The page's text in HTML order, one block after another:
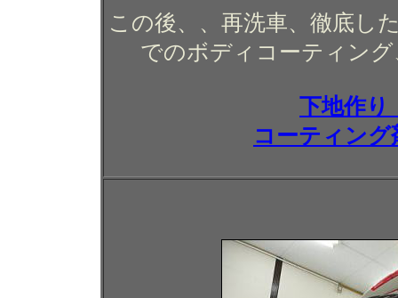
この後、、再洗車、徹底し
でのボディコーティン
下地作り
コーティン